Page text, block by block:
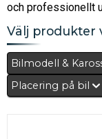
och professionellt
Välj produkter
Bilmodell &
Placering på bil